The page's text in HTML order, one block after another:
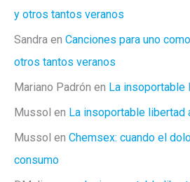
y otros tantos veranos
Sandra en Canciones para uno
otros tantos veranos
Mariano Padrón en La insoportable
Mussol en La insoportable libertad
Mussol en Chemsex: cuando el
consumo